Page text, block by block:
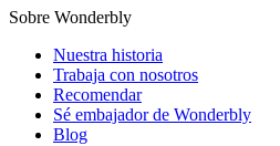
Sobre Wonderbly
Nuestra historia
Trabaja con nosotros
Recomendar
Sé embajador de Wonderbly
Blog